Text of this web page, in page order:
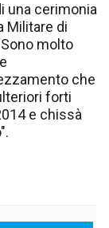
una cerimonia
Militare di
molto
che
forti
e chissà